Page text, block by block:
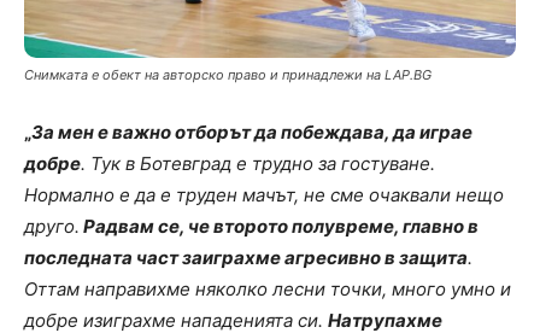
Снимката е обект на авторско право и принадлежи на LAP.BG
„За мен е важно отборът да побеждава, да играе
добре. Тук в Ботевград е трудно за гостуване.
Нормално е да е труден мачът, не сме очаквали нещо
друго. Радвам се, че второто полувреме, главно в
последната част заиграхме агресивно в защита.
Оттам направихме няколко лесни точки, много умно и
добре изиграхме нападенията си. Натрупахме